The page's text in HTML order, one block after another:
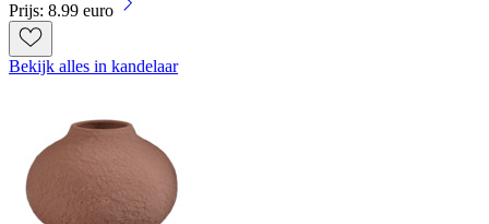
Prijs: 8.99 euro
Bekijk alles in kandelaar